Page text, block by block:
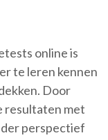
online is
te leren kennen
Door
resultaten met
perspectief